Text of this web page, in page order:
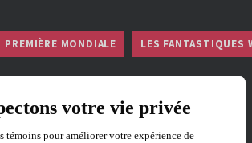
PREMIÈRE MONDIALE LES FANTASTIQUES
Albero
parThomas Dufour